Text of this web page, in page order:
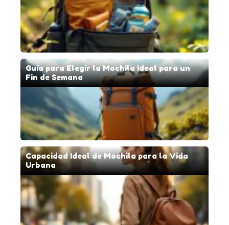
Guía para Elegir la Mochila Ideal para un
Fin de Semana
Capacidad Ideal de Mochila para la Vida
Urbana